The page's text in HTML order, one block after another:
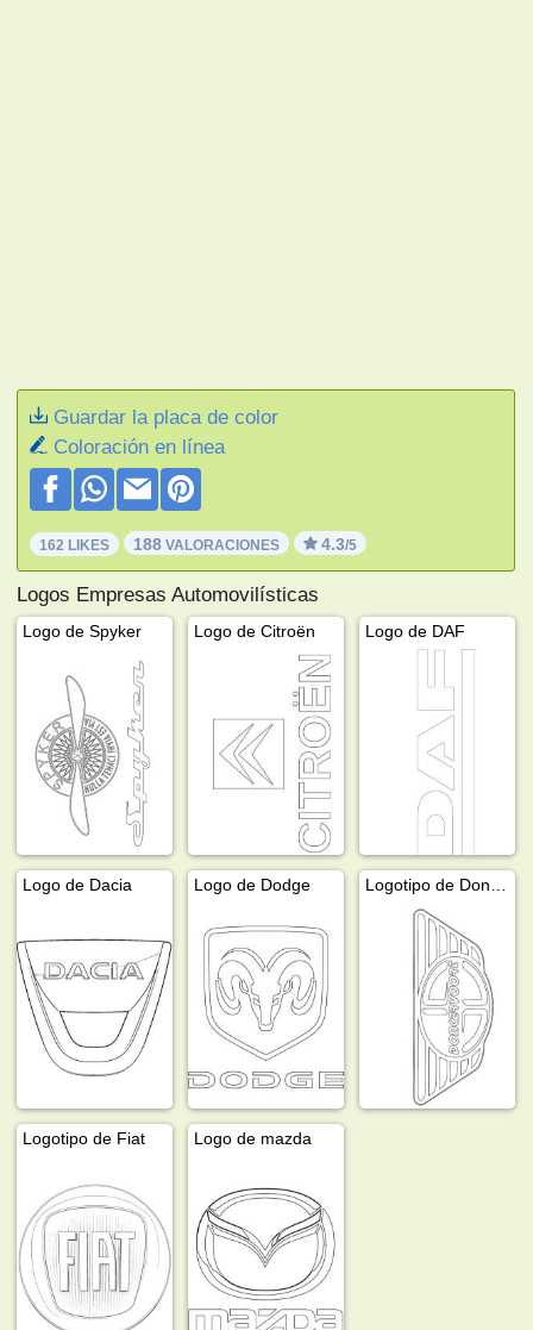
Guardar la placa de color
Coloración en línea
162 LIKES 188 VALORACIONES 4.3/5
Logos Empresas Automovilísticas
Logo de Spyker Logo de Citroën Logo de DAF
Logo de Dacia Logo de Dodge
Logotipo de Fiat Logo de mazda